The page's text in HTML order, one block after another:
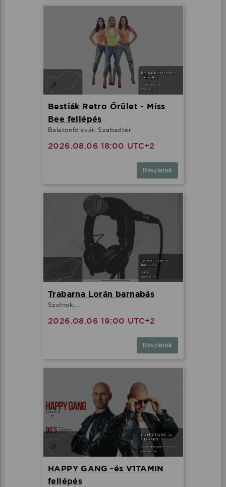
Bestiák Retro Őrület - Miss
Bee fellépés
Balatonföldvár, Szabadtér
2026.08.06 18:00 UTC+2
Részletek
Trabarna Lorán barnabás
Szolnok, .
2026.08.06 19:00 UTC+2
Részletek
HAPPY GANG -és V1TAMIN
fellépés